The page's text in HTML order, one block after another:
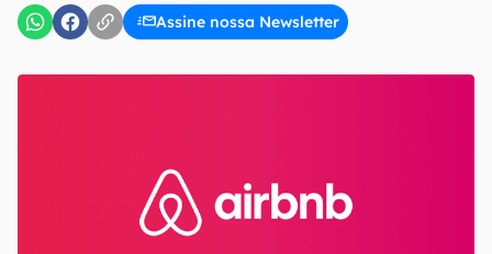
Assine nossa Newsletter
Confirmo que li, aceito e concordo com os Termos de
Uso e Política de Privacidade do Canaltech.